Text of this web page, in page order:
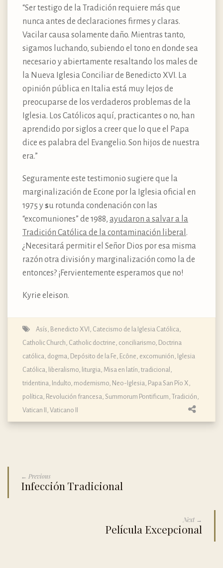
“Ser testigo de la Tradición requiere más que
nunca antes de declaraciones firmes y claras.
Vacilar causa solamente daño. Mientras tanto,
sigamos luchando, subiendo el tono en donde sea
necesario y abiertamente resaltando los males de
la Nueva Iglesia Conciliar de Benedicto XVI. La
opinión pública en Italia está muy lejos de
preocuparse de los verdaderos problemas de la
Iglesia. Los Católicos aquí, practicantes o no, han
aprendido por siglos a creer que lo que el Papa
dice es palabra del Evangelio. Son hijos de nuestra
era.”
Seguramente este testimonio sugiere que la
marginalización de Econe por la Iglesia oficial en
1975 y su rotunda condenación con las
“excomuniones” de 1988, ayudaron a salvar a la
Tradición Católica de la contaminación liberal .
¿Necesitará permitir el Señor Dios por esa misma
razón otra división y marginalización como la de
entonces? ¡Fervientemente esperamos que no!
Kyrie eleison.
Asís Benedicto XVI Catecismo de la Iglesia Católica
Catholic Church Catholic doctrine conciliarismo Doctrina
católica, dogma, Depósito de la Fe Ecône excomunión Iglesia
Católica liberalismo liturgia Misa en latín, tradicional,
tridentina, Indulto modernismo Neo-Iglesia Papa San Pío X
política Revolución francesa Summorum Pontificum Tradición
Vatican II Vaticano II
← Previous
Infección Tradicional
Next →
Película Excepcional